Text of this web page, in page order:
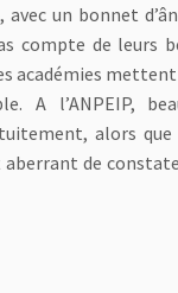
un bonnet
de leurs
académies
l’ANPEIP,
alors
de